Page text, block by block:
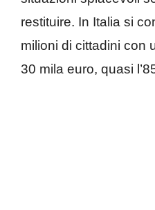
restituire. In Italia si
milioni di cittadini con
30 mila euro, quasi